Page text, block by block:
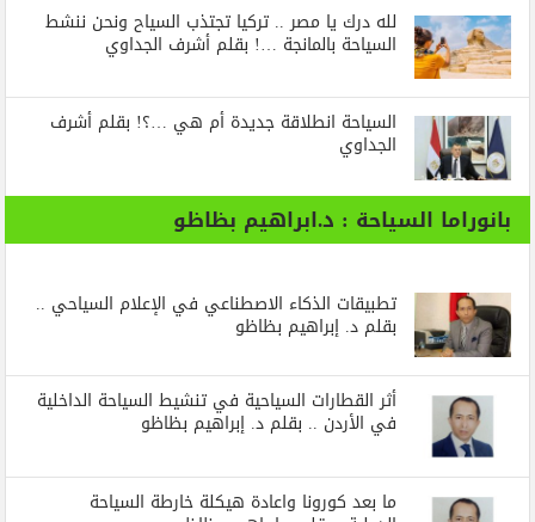
لله درك يا مصر .. تركيا تجتذب السياح ونحن ننشط
السياحة بالمانجة …! بقلم أشرف الجداوي
السياحة انطلاقة جديدة أم هي …؟! بقلم أشرف
الجداوي
بانوراما السياحة : د.ابراهيم بظاظو
تطبيقات الذكاء الاصطناعي في الإعلام السياحي ..
بقلم د. إبراهيم بظاظو
أثر القطارات السياحية في تنشيط السياحة الداخلية
في الأردن .. بقلم د. إبراهيم بظاظو
ما بعد كورونا واعادة هيكلة خارطة السياحة